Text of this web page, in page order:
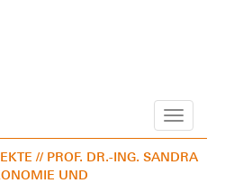
Navigation
// PROF. DR.-ING. SANDRA
UND